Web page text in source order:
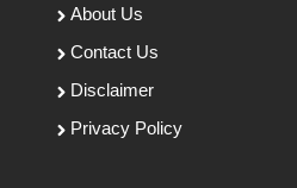
About Us
Contact Us
Disclaimer
Privacy Policy